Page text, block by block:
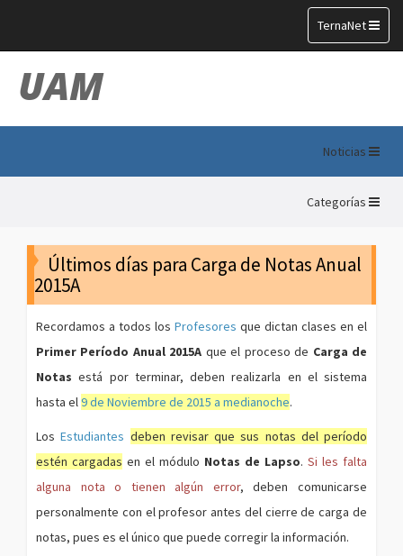
Toggle
navigation
TernaNet
UAM
Noticias
Categorías
Últimos días para Carga de Notas Anual
2015A
Recordamos a todos los Profesores que dictan clases en el
Primer Período Anual 2015A que el proceso de Carga de
Notas está por terminar, deben realizarla en el sistema
hasta el9 de Noviembre de 2015 a medianoche.
LosEstudiantes deben revisar que sus notas del período
estén cargadas en el módulo Notas de Lapso. Si les falta
alguna nota o tienen algún error, deben comunicarse
personalmente con el profesor antes del cierre de carga de
notas, pues es el único que puede corregir la información.